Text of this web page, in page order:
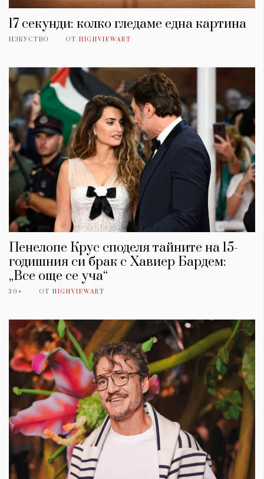
17 секунди: колко гледаме една картина
ИЗКУСТВО ОТ HIGHVIEWART
Пенелопе Крус споделя тайните на 15-
годишния си брак с Хавиер Бардем:
„Все още се уча“
30+ ОТ HIGHVIEWART